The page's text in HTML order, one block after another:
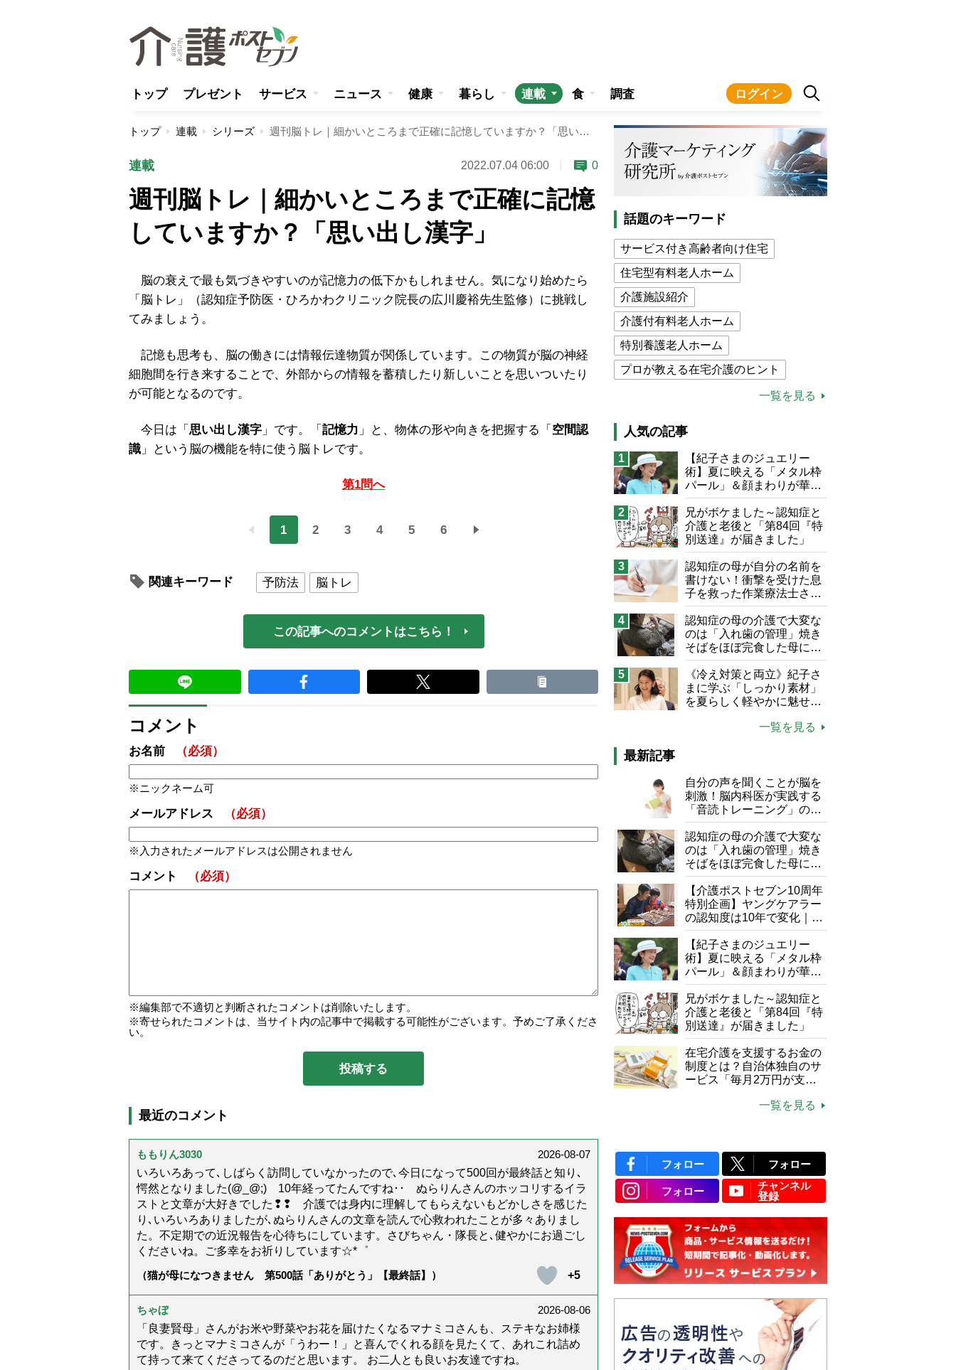
トップ プレゼント サービス ニュース 健康 暮らし 連載 食 調査 ログイン
トップ 連載 シリーズ 週刊脳トレ｜細かいところまで正確に記憶していますか？「思い出し漢字」
連載 2022.07.04 06:00 0
週刊脳トレ｜細かいところまで正確に記憶
していますか？「思い出し漢字」
脳の衰えで最も気づきやすいのが記憶力の低下かもしれません。気になり始めたら
「脳トレ」（認知症予防医・ひろかわクリニック院長の広川慶裕先生監修）に挑戦し
てみましょう。
記憶も思考も、脳の働きには情報伝達物質が関係しています。この物質が脳の神経
細胞間を行き来することで、外部からの情報を蓄積したり新しいことを思いついたり
が可能となるのです。
今日は「 思い出し漢字 」です。「 記憶力 」と、物体の形や向きを把握する「 空間認
識 」という脳の機能を特に使う脳トレです。
第1問へ
1 2 3 4 5 6
関連キーワード 予防法 脳トレ
この記事へのコメントはこちら！
コメント
お名前 （必須）
ニックネーム可
メールアドレス （必須）
入力されたメールアドレスは公開されません
コメント （必須）
編集部で不適切と判断されたコメントは削除いたします。
寄せられたコメントは、当サイト内の記事中で掲載する可能性がございます。予めご了承くださ
い。
最近のコメント
ももりん3030
2026-08-07
いろいろあって､しばらく訪問していなかったので､今日になって500回が最終話と知り､
愕然となりました(@_@;) 10年経ってたんですね･･ ぬらりんさんのホッコリするイラ
ストと文章が大好きでした❢❢ 介護では身内に理解してもらえないもどかしさを感じた
り､いろいろありましたが､ぬらりんさんの文章を読んで心救われたことが多々ありまし
た。不定期での近況報告を心待ちにしています。さびちゃん・隊長と､健やかにお過ごし
くださいね。ご多幸をお祈りしています☆*゜
（猫が母になつきません 第500話「ありがとう」【最終話】）
+5
ちゃぼ
2026-08-06
「良妻賢母」さんがお米や野菜やお花を届けたくなるマナミコさんも、ステキなお姉様
です。きっとマナミコさんが「うわー！」と喜んでくれる顔を見たくて、あれこれ詰め
て持って来てくださってるのだと思います。 お二人とも良いお友達ですね。
話題のキーワード
サービス付き高齢者向け住宅
住宅型有料老人ホーム
介護施設紹介
介護付有料老人ホーム
特別養護老人ホーム
プロが教える在宅介護のヒント
介護食
猫が母になつきません
息子の遠距離介護サバイバル術
兄がボケました
便利なサービス
予防法
一覧を見る
人気の記事
1
【紀子さまのジュエリー
術】夏に映える「メタル枠
パール」＆顔まわりが華や
ぐ「揺れる一粒」の使い分
け方
2
兄がボケました～認知症と
介護と老後と「第84回『特
別送達』が届きました」
3
認知症の母が自分の名前を
書けない！衝撃を受けた息
子を救った作業療法士さん
の言葉
4
認知症の母の介護で大変な
のは「入れ歯の管理」焼き
そばをほぼ完食した母に息
子が血の気が引いた理由
5
《冷え対策と両立》紀子さ
まに学ぶ「しっかり素材」
を夏らしく軽やかに魅せる
一覧を見る
最新記事
自分の声を聞くことが脳を
刺激！脳内科医が実践する
「音読トレーニング」の極
意
認知症の母の介護で大変な
のは「入れ歯の管理」焼き
そばをほぼ完食した母に息
子が血の気が引いた理由
【介護ポストセブン10周年
特別企画】ヤングケアラー
の認知度は10年で変化｜流
行語大賞にノミネート、法
律にも明記されたが果たし
て現在は？
【紀子さまのジュエリー
術】夏に映える「メタル枠
パール」＆顔まわりが華や
ぐ「揺れる一粒」の使い分
け方
兄がボケました～認知症と
介護と老後と「第84回『特
別送達』が届きました」
在宅介護を支援するお金の
制度とは？自治体独自のサ
ービス「毎月2万円が支給
一覧を見る
フォロー フォロー
フォロー
チャンネル
登録